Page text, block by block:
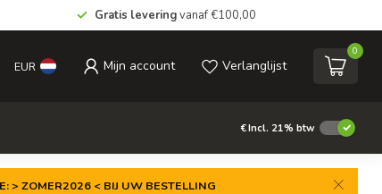
Gratis leveringvanaf €100,00
EUR Mijn account Verlanglijst
0
€Incl. 21% btw
> ZOMER2026 < BIJ UW BESTELLING